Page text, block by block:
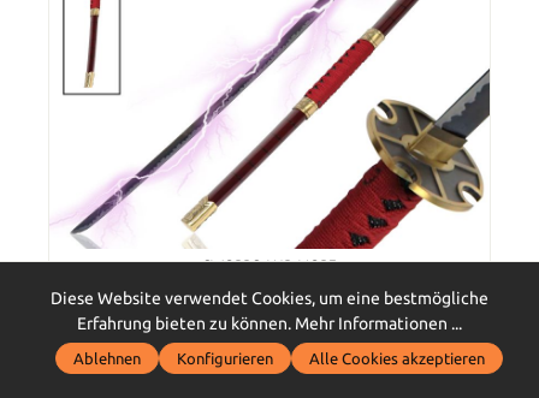
SWORDS AND MORE
One Piece Roronoa Zoro Katana
Diese Website verwendet Cookies, um eine bestmögliche
Erfahrung bieten zu können. Mehr Informationen ...
Ablehnen Konfigurieren Alle Cookies akzeptieren